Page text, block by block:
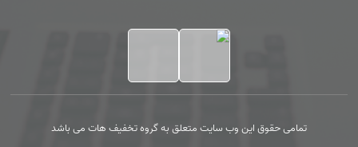
تمامی حقوق این وب سایت متعلق به گروه تخفیف هات می باشد